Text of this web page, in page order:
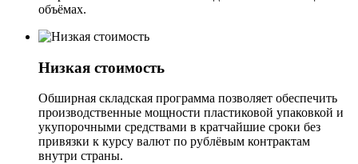
объёмах.
Низкая стоимость
Обширная складская программа позволяет обеспечить
производственные мощности пластиковой упаковкой и
укупорочными средствами в кратчайшие сроки без
привязки к курсу валют по рублёвым контрактам
внутри страны.